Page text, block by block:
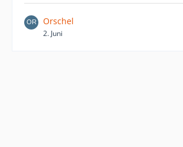
Orschel
2. Juni